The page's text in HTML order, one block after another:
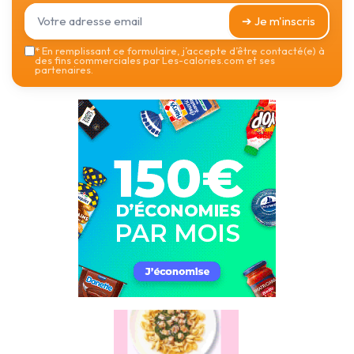
➔ Je m'inscris
*En remplissant ce formulaire, j’accepte d’être contacté(e) à
des fins commerciales par Les-calories.com et ses
partenaires.